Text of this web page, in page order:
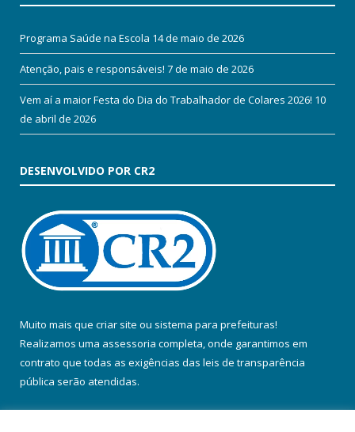
Programa Saúde na Escola 14 de maio de 2026
Atenção, pais e responsáveis! 7 de maio de 2026
Vem aí a maior Festa do Dia do Trabalhador de Colares 2026! 10
de abril de 2026
DESENVOLVIDO POR CR2
Muito mais que criar site ou sistema para prefeituras!
Realizamos uma assessoria completa, onde garantimos em
contrato que todas as exigências das leis de transparência
pública serão atendidas.